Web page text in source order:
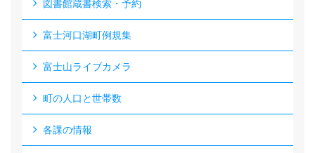
図書館蔵書検索・予約
富士河口湖町例規集
富士山ライブカメラ
町の人口と世帯数
各課の情報